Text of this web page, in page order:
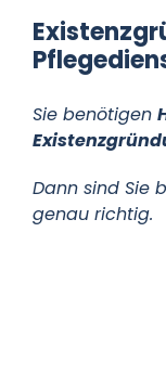
Sie benötigen
Dann sind Sie
genau richtig.